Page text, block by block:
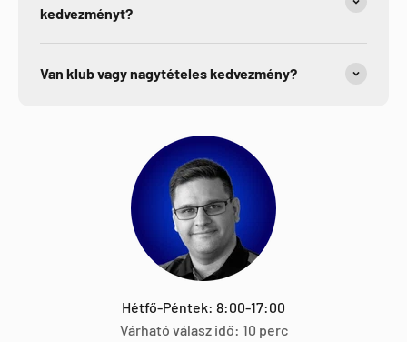
kedvezményt?
Van klub vagy nagytételes kedvezmény?
Hétfő-Péntek: 8:00-17:00
Várható válasz idő: 10 perc